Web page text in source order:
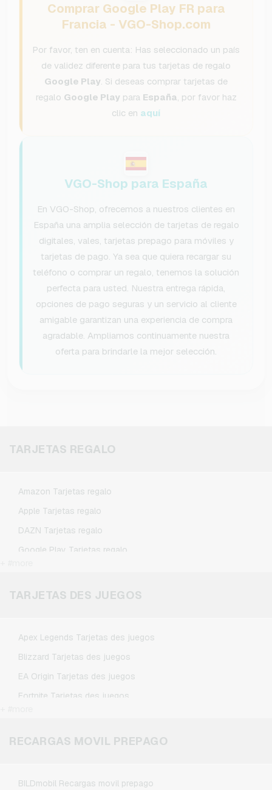
Comprar Google Play FR para
Francia - VGO-Shop.com
Por favor, ten en cuenta: Has seleccionado un país
de validez diferente para tus tarjetas de regalo
Google Play. Si deseas comprar tarjetas de
regalo Google Play para España, por favor haz
clic en aquí
VGO-Shop para España
En VGO-Shop, ofrecemos a nuestros clientes en
España una amplia selección de tarjetas de regalo
digitales, vales, tarjetas prepago para móviles y
tarjetas de pago. Ya sea que quiera recargar su
teléfono o comprar un regalo, tenemos la solución
perfecta para usted. Nuestra entrega rápida,
opciones de pago seguras y un servicio al cliente
amigable garantizan una experiencia de compra
agradable. Ampliamos continuamente nuestra
oferta para brindarle la mejor selección.
TARJETAS REGALO
Amazon Tarjetas regalo
Apple Tarjetas regalo
DAZN Tarjetas regalo
Google Play Tarjetas regalo
Microsoft Tarjetas regalo
TARJETAS DES JUEGOS
Apex Legends Tarjetas des juegos
Blizzard Tarjetas des juegos
EA Origin Tarjetas des juegos
Fortnite Tarjetas des juegos
Minecraft Tarjetas des juegos
RECARGAS MOVIL PREPAGO
BILDmobil Recargas movil prepago